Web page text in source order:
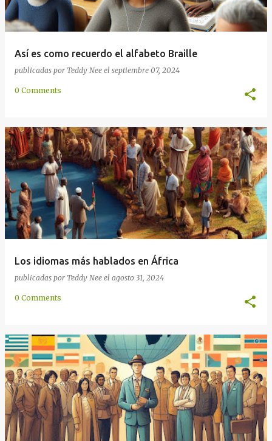
Así es como recuerdo el alfabeto Braille
publicadas por Teddy Nee el septiembre 07, 2024
0 Comments
Los idiomas más hablados en África
publicadas por Teddy Nee el agosto 31, 2024
0 Comments